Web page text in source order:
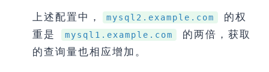
上述配置中， mysql2.example.com
的权
重是
mysql1.example.com
的两倍，获取
的查询量也相应增加。